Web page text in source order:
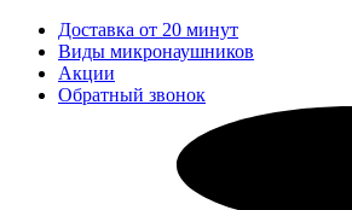
Доставка от 20 минут
Виды микронаушников
Акции
Обратный звонок